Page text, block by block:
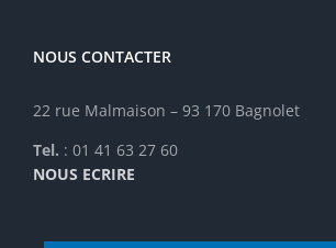
NOUS CONTACTER
22 rue Malmaison – 93 170 Bagnolet
Tel. : 01 41 63 27 60
NOUS ECRIRE